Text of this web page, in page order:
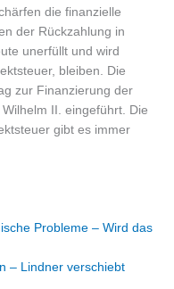
die finanzielle
der Rückzahlung in
unerfüllt und wird
bleiben. Die
zur Finanzierung der
II. eingeführt. Die
gibt es immer
Probleme – Wird das
– Lindner verschiebt